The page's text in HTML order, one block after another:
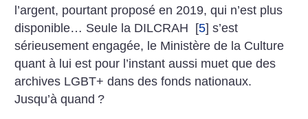
l’argent, pourtant proposé en 2019, qui n’est plus
disponible… Seule la DILCRAH [5] s’est
sérieusement engagée, le Ministère de la Culture
quant à lui est pour l’instant aussi muet que des
archives LGBT+ dans des fonds nationaux.
Jusqu’à quand ?